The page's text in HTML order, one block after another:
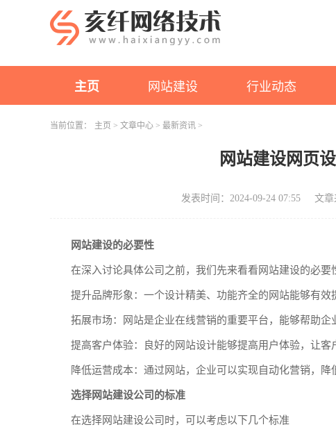
主页 网站建设 行业动态
当前位置： 主页 > 文章中心 > 最新资讯 >
网站建设网页
发表时间：2024-09-24 07:55 文章
网站建设的必要性
在深入讨论具体公司之前，我们先来看看网站建设的必要
提升品牌形象：一个设计精美、功能齐全的网站能够有效
拓展市场：网站是企业在线营销的重要平台，能够帮助企
提高客户体验：良好的网站设计能够提高用户体验，让客
降低运营成本：通过网站，企业可以实现自动化营销，降
选择网站建设公司的标准
在选择网站建设公司时，可以考虑以下几个标准